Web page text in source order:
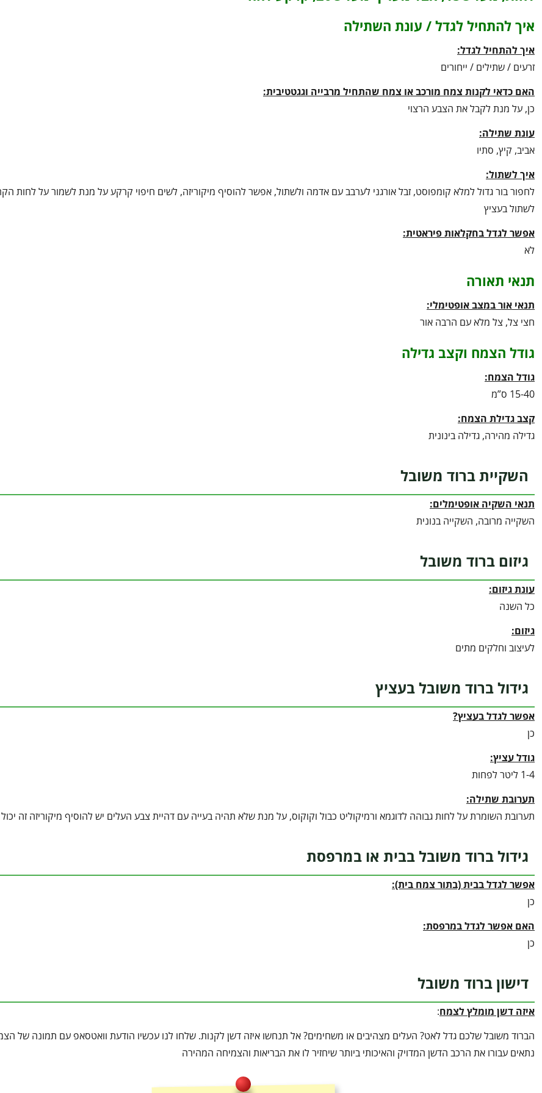
איך להתחיל לגדל / עונת השתילה
איך להתחיל לגדל:
זרעים / שתילים / ייחורים
האם כדאי לקנות צמח מורכב או צמח שהתחיל מרבייה וגגטטיבית:
כן, על מנת לקבל את הצבע הרצוי
עונת שתילה:
אביב, קיץ, סתיו
איך לשתול:
לחפור בור גדול למלא קומפוסט, זבל אורגני לערבב עם אדמה ולשתול, אפשר להוסיף מיקוריזה, לשים חיפוי קרקע על מנת לשמור על לחות
לשתול בעציץ
אפשר לגדל בחקלאות פיראטית:
לא
תנאי תאורה
תנאי אור במצב אופטימלי:
חצי צל, צל מלא עם הרבה אור
גודל הצמח וקצב גדילה
גודל הצמח:
15-40 ס”מ
קצב גדילת הצמח:
גדילה מהירה, גדילה בינונית
השקיית ברוד משובל
תנאי השקיה אופטימלים:
השקייה מרובה, השקייה בנונית
גיזום ברוד משובל
עונת גיזום:
כל השנה
גיזום:
לעיצוב וחלקים מתים
גידול ברוד משובל בעציץ
אפשר לגדל בעציץ?
כן
גודל עציץ:
1-4 ליטר לפחות
תערובת שתילה:
תערובת השומרת על לחות גבוהה לדוגמא ורמיקוליט כבול וקוקוס, על מנת שלא תהיה בעייה עם דהיית צבע העלים יש להוסיף מיקוריזה זה יכול
גידול ברוד משובל בבית או במרפסת
אפשר לגדל בבית (בתור צמח בית):
כן
האם אפשר לגדל במרפסת:
כן
דישון ברוד משובל
איזה דשן מומלץ לצמח:
הברוד משובל שלכם גדל לאט? העלים מצהיבים או משחימים? אל תנחשו איזה דשן לקנות. שלחו לנו עכשיו הודעת וואטסאפ עם תמונה של
נתאים עבורו את הרכב הדשן המדויק והאיכותי ביותר שיחזיר לו את הבריאות והצמיחה המהירה